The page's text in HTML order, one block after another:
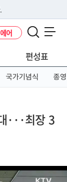
다면 아래 URL에
어
편성표
국가기념식 종영
···최장 3